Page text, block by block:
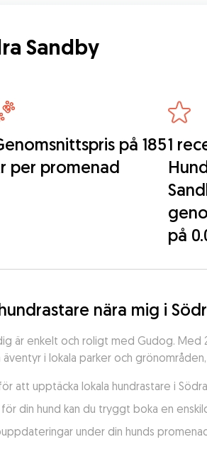
Sandby
på 185
per promenad
1
på
nära mig i
är enkelt och roligt med Gudog. Med
i lokala parker och
att upptäcka lokala hundrastare i
din hund kan du tryggt boka en
under din hunds